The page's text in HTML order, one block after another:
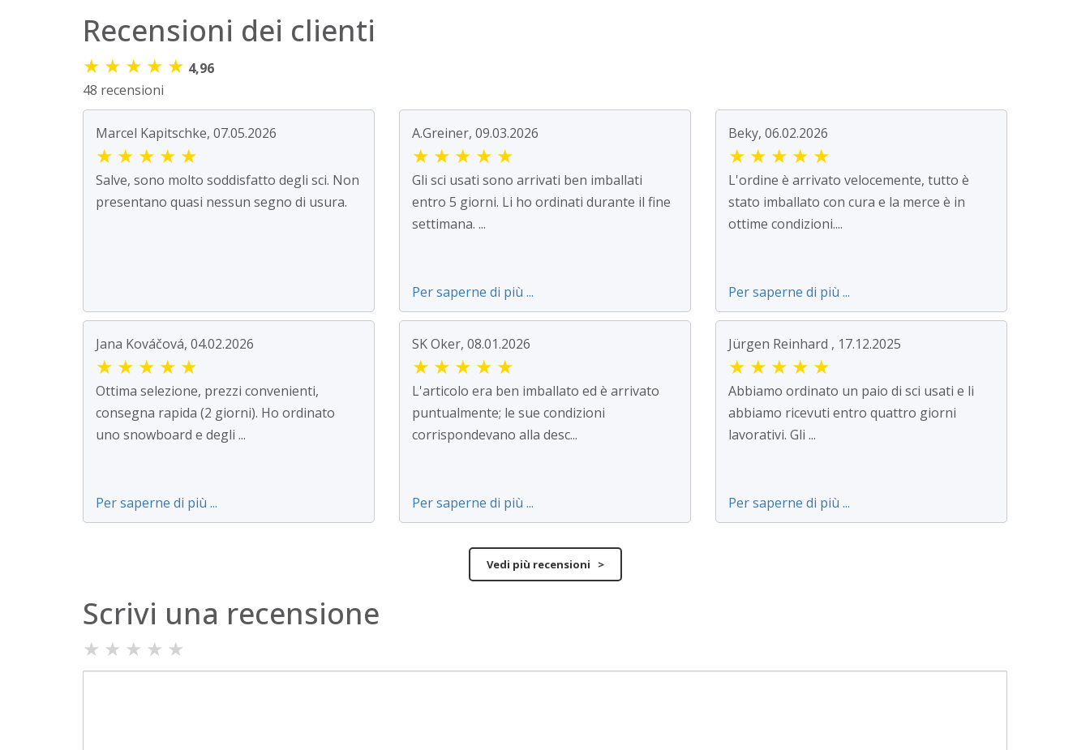
Recensioni dei clienti
★ ★ ★ ★ ★ 4,96
48 recensioni
Marcel Kapitschke, 07.05.2026
★ ★ ★ ★ ★
Salve, sono molto soddisfatto degli sci. Non
presentano quasi nessun segno di usura.
A.Greiner, 09.03.2026
★ ★ ★ ★ ★
Gli sci usati sono arrivati ben imballati
entro 5 giorni. Li ho ordinati durante il fine
settimana. ...
Per saperne di più ...
Beky, 06.02.2026
★ ★ ★ ★ ★
L'ordine è arrivato velocemente, tutto è
stato imballato con cura e la merce è in
ottime condizioni....
Per saperne di più ...
Jana Kováčová, 04.02.2026
★ ★ ★ ★ ★
Ottima selezione, prezzi convenienti,
consegna rapida (2 giorni). Ho ordinato
uno snowboard e degli ...
Per saperne di più ...
SK Oker, 08.01.2026
★ ★ ★ ★ ★
L'articolo era ben imballato ed è arrivato
puntualmente; le sue condizioni
corrispondevano alla desc...
Per saperne di più ...
Jürgen Reinhard , 17.12.2025
★ ★ ★ ★ ★
Abbiamo ordinato un paio di sci usati e li
abbiamo ricevuti entro quattro giorni
lavorativi. Gli ...
Per saperne di più ...
Vedi più recensioni >
Scrivi una recensione
★ ★ ★ ★ ★